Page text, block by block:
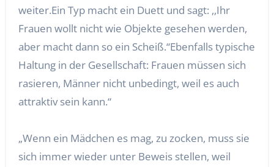
weiter.Ein Typ macht ein Duett und sagt: ,,Ihr
Frauen wollt nicht wie Objekte gesehen werden,
aber macht dann so ein Scheiß.“Ebenfalls typische
Haltung in der Gesellschaft: Frauen müssen sich
rasieren, Männer nicht unbedingt, weil es auch
attraktiv sein kann.“
„Wenn ein Mädchen es mag, zu zocken, muss sie
sich immer wieder unter Beweis stellen, weil